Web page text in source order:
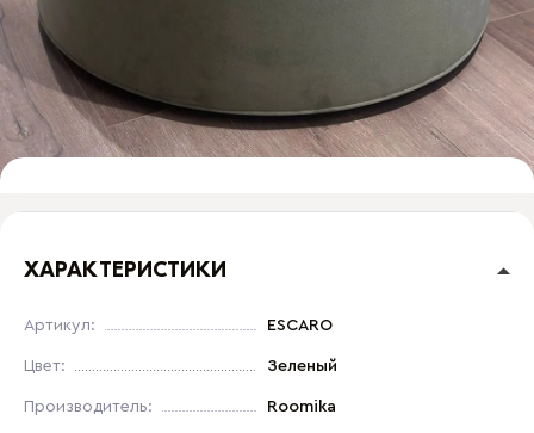
ХАРАКТЕРИСТИКИ
Артикул: ESCARO
Цвет: Зеленый
Производитель: Roomika